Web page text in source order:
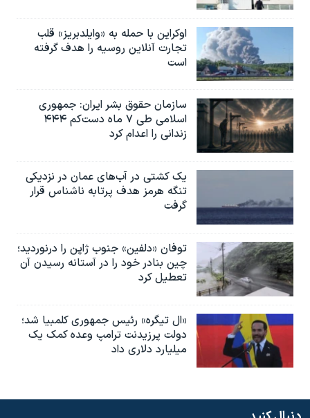
اوکراین با حمله به «وایلدبریز» قلب
تجارت آنلاین روسیه را هدف گرفته
است
سازمان حقوق بشر ایران: جمهوری
اسلامی طی ۷ ماه دست‌کم ۴۴۴
زندانی را اعدام کرد
یک کشتی در آب‌های عمان در نزدیکی
تنگه هرمز هدف پرتابه ناشناس قرار
گرفت
توفان «دلفین» جنوب ژاپن را درنوردید؛
چین بنادر خود را در آستانه رسیدن آن
تعطیل کرد
«ال تیگره» رئیس جمهوری کلمبیا شد؛
دولت پرزیدنت ترامپ وعده کمک یک
میلیارد دلاری داد